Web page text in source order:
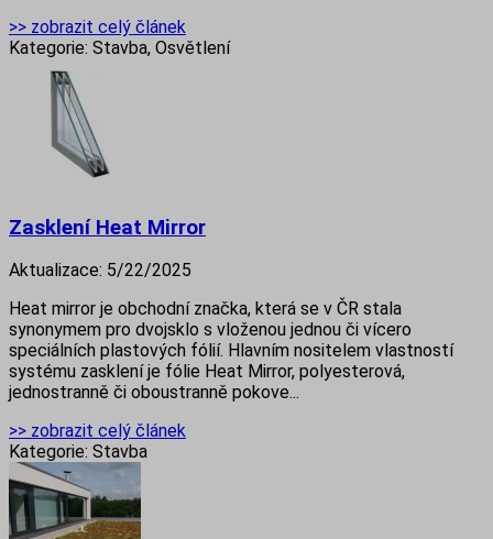
>> zobrazit celý článek
Kategorie: Stavba, Osvětlení
Zasklení Heat Mirror
Aktualizace: 5/22/2025
Heat mirror je obchodní značka, která se v ČR stala
synonymem pro dvojsklo s vloženou jednou či vícero
speciálních plastových fólií. Hlavním nositelem vlastností
systému zasklení je fólie Heat Mirror, polyesterová,
jednostranně či oboustranně pokove...
>> zobrazit celý článek
Kategorie: Stavba